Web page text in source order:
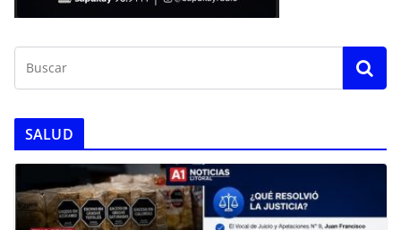
SALUD